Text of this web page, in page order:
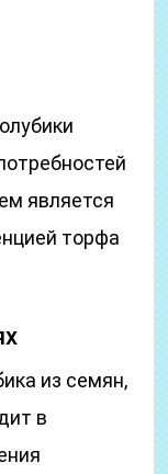
является
торфа
из семян,
в